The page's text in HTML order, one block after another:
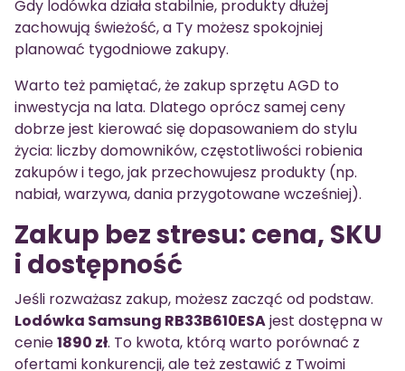
Gdy lodówka działa stabilnie, produkty dłużej
zachowują świeżość, a Ty możesz spokojniej
planować tygodniowe zakupy.
Warto też pamiętać, że zakup sprzętu AGD to
inwestycja na lata. Dlatego oprócz samej ceny
dobrze jest kierować się dopasowaniem do stylu
życia: liczby domowników, częstotliwości robienia
zakupów i tego, jak przechowujesz produkty (np.
nabiał, warzywa, dania przygotowane wcześniej).
Zakup bez stresu: cena, SKU
i dostępność
Jeśli rozważasz zakup, możesz zacząć od podstaw.
Lodówka Samsung RB33B610ESAjest dostępna w
cenie1890 zł. To kwota, którą warto porównać z
ofertami konkurencji, ale też zestawić z Twoimi